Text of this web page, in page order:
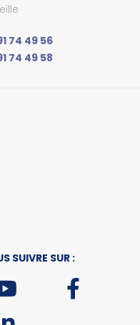
74 49 56
74 49 58
SUIVRE SUR :